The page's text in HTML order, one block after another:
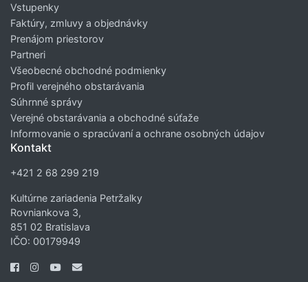
Vstupenky
Faktúry, zmluvy a objednávky
Prenájom priestorov
Partneri
Všeobecné obchodné podmienky
Profil verejného obstarávania
Súhrnné správy
Verejné obstarávania a obchodné súťaže
Informovanie o spracúvaní a ochrane osobných údajov
Kontakt
+421 2 68 299 219
Kultúrne zariadenia Petržalky
Rovniankova 3,
851 02 Bratislava
IČO: 00179949